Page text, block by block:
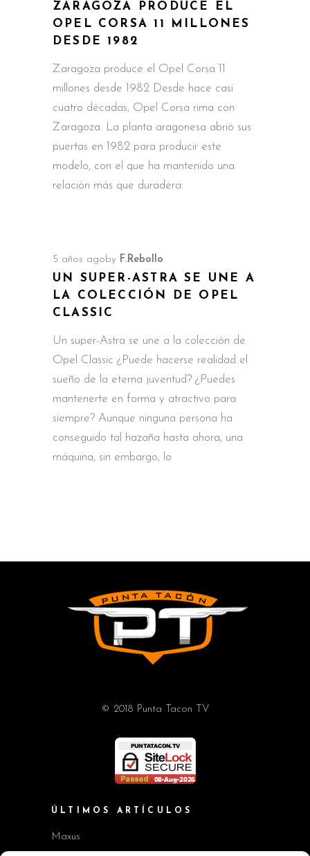
ZARAGOZA PRODUCE EL
OPEL CORSA 11 MILLONES
DESDE 1982
Zaragoza produce el Opel Corsa 11
millones desde 1982 Desde hace casi
cuatro décadas, Opel Corsa rima con
Zaragoza. La planta aragonesa abrió sus
puertas en 1982 para producir este
modelo, con el que ha mantenido una
relación más que duradera:
5 años agoby F.Rebollo
UN SUPER-ASTRA SE UNE A
LA COLECCIÓN DE OPEL
CLASSIC
Un super-Astra se une a la colección de
Opel Classic ¿Puede hacerse realidad el
sueño de la eterna juventud? ¿Puedes
mantenerte en forma y atractivo para
siempre? Aunque ninguna persona ha
conseguido tal hazaña hasta ahora, una
máquina, sin embargo, lo
© 2018 Punta Tacon TV
ÚLTIMOS ARTÍCULOS
Maxus